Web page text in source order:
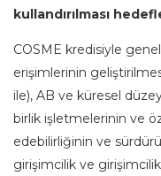
kullandırılması
COSME kredisiyle
erişimlerinin
ile), AB ve küresel
birlik işletmelerinin ve
edebilirliğinin ve
girişimcilik ve